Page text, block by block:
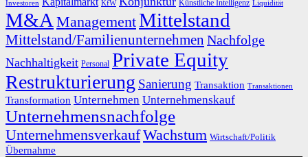
Investoren KfW Künstliche Intelligenz Liquidität
M&A ManagementMittelstand
Mittelstand/Familienunternehmen Nachfolge
Nachhaltigkeit Personal Private Equity
Restrukturierung Sanierung Transaktion Transaktionen
Transformation Unternehmen Unternehmenskauf
Unternehmensnachfolge
UnternehmensverkaufWachstum Wirtschaft/Politik
Übernahme